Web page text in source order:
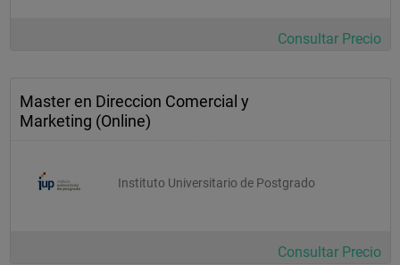
Consultar Precio
Master en Direccion Comercial y
Marketing (Online)
Instituto Universitario de Postgrado
Consultar Precio